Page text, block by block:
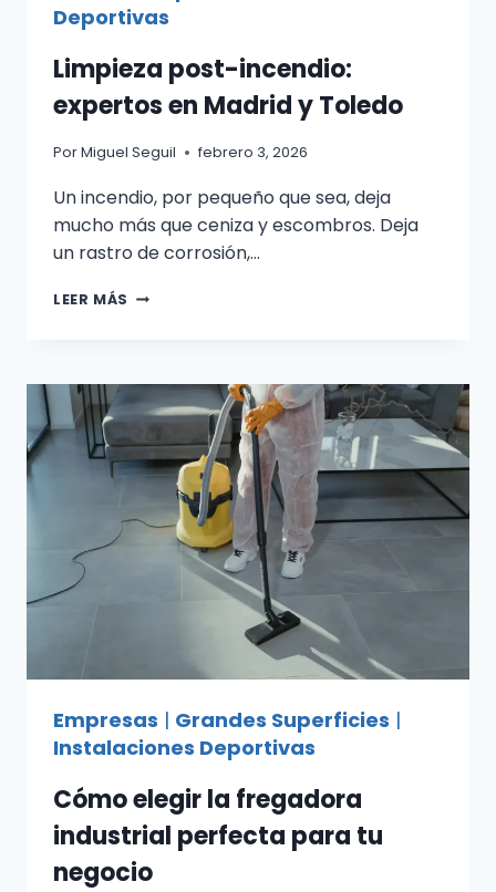
Deportivas
Limpieza post-incendio:
expertos en Madrid y Toledo
PorMiguel Seguil febrero 3, 2026
Un incendio, por pequeño que sea, deja
mucho más que ceniza y escombros. Deja
un rastro de corrosión,…
LEER MÁS LIMPIEZA
EXPERTOS
EN
MADRID
Y
TOLEDO
Empresas | Grandes Superficies |
Instalaciones Deportivas
Cómo elegir la fregadora
industrial perfecta para tu
negocio